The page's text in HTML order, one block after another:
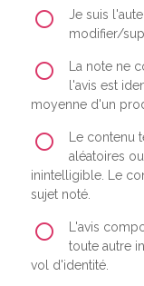
Je suis
modifier/
La note ne
l'avis est
moyenne d'un
Le contenu
aléatoires
inintelligible. Le
sujet noté.
L'avis
toute autre
vol d'identité.